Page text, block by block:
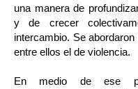
una manera de
y de crecer
intercambio. Se
entre ellos el de violencia.
En medio de ese